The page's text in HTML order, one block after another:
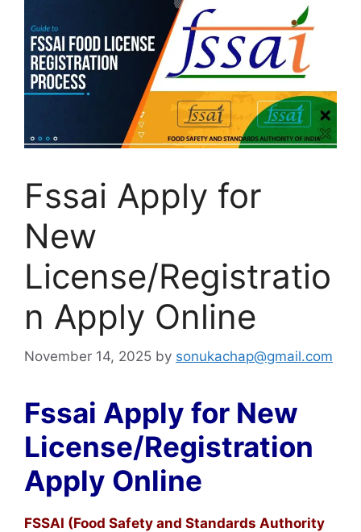
Fssai Apply for
New
License/Registratio
n Apply Online
November 14, 2025 by sonukachap@gmail.com
Fssai Apply for New
License/Registration
Apply Online
FSSAI (Food Safety and Standards Authority